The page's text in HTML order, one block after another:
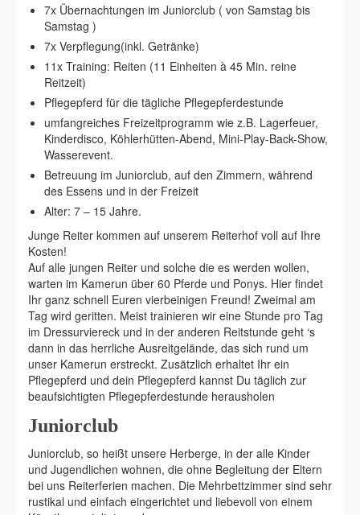
7x Übernachtungen im Juniorclub ( von Samstag bis
Samstag )
7x Verpflegung(inkl. Getränke)
11x Training: Reiten (11 Einheiten à 45 Min. reine
Reitzeit)
Pflegepferd für die tägliche Pflegepferdestunde
umfangreiches Freizeitprogramm wie z.B. Lagerfeuer,
Kinderdisco, Köhlerhütten-Abend, Mini-Play-Back-Show,
Wasserevent.
Betreuung im Juniorclub, auf den Zimmern, während
des Essens und in der Freizeit
Alter: 7 – 15 Jahre.
Junge Reiter kommen auf unserem Reiterhof voll auf Ihre
Kosten!
Auf alle jungen Reiter und solche die es werden wollen,
warten im Kamerun über 60 Pferde und Ponys. Hier findet
Ihr ganz schnell Euren vierbeinigen Freund! Zweimal am
Tag wird geritten. Meist trainieren wir eine Stunde pro Tag
im Dressurviereck und in der anderen Reitstunde geht ‘s
dann in das herrliche Ausreitgelände, das sich rund um
unser Kamerun erstreckt. Zusätzlich erhaltet Ihr ein
Pflegepferd und dein Pflegepferd kannst Du täglich zur
beaufsichtigten Pflegepferdestunde herausholen
Juniorclub
Juniorclub, so heißt unsere Herberge, in der alle Kinder
und Jugendlichen wohnen, die ohne Begleitung der Eltern
bei uns Reiterferien machen. Die Mehrbettzimmer sind sehr
rustikal und einfach eingerichtet und liebevoll von einem